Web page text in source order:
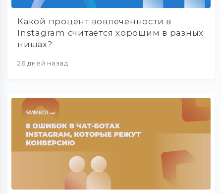
Какой процент вовлеченности в
Instagram считается хорошим в разных
нишах?
26 дней назад